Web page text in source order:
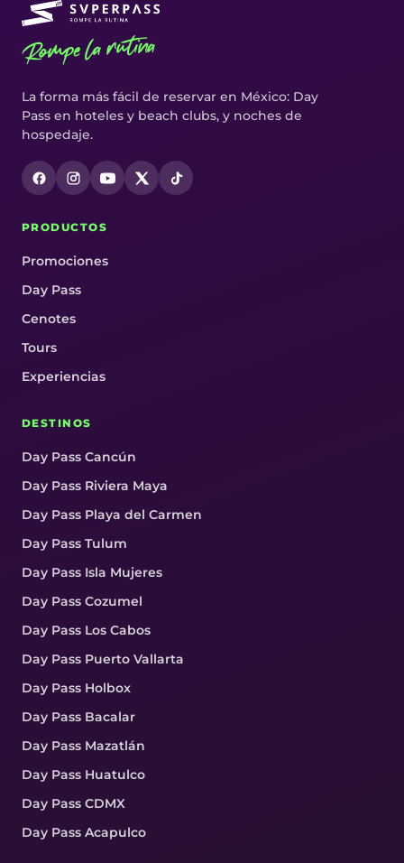
Rompe la rutina
La forma más fácil de reservar en México: Day
Pass en hoteles y beach clubs, y noches de
hospedaje.
PRODUCTOS
Promociones
Day Pass
Cenotes
Tours
Experiencias
DESTINOS
Day Pass Cancún
Day Pass Riviera Maya
Day Pass Playa del Carmen
Day Pass Tulum
Day Pass Isla Mujeres
Day Pass Cozumel
Day Pass Los Cabos
Day Pass Puerto Vallarta
Day Pass Holbox
Day Pass Bacalar
Day Pass Mazatlán
Day Pass Huatulco
Day Pass CDMX
Day Pass Acapulco